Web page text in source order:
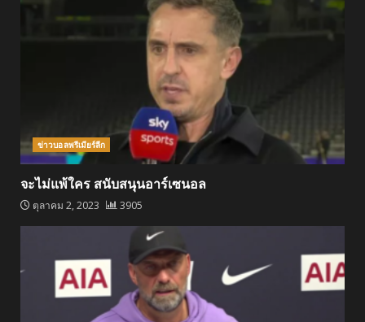
ข่าวบอลพรีเมียร์ลีก
จะไม่แพ้ใคร สนับสนุนอาร์เซนอล
ตุลาคม 2, 2023 3905